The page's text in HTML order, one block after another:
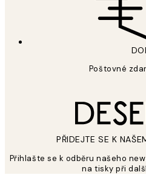
Poštovné
PŘIDEJTE SE K
Přihlašte se k odběru našeho
na tisky při